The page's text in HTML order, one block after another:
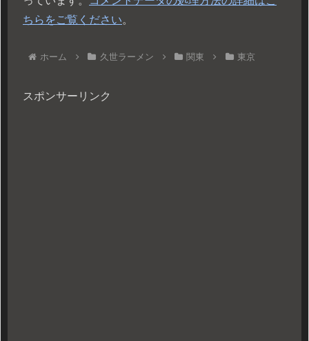
ちらをご覧ください。
ホーム 久世ラーメン 関東 東京
スポンサーリンク